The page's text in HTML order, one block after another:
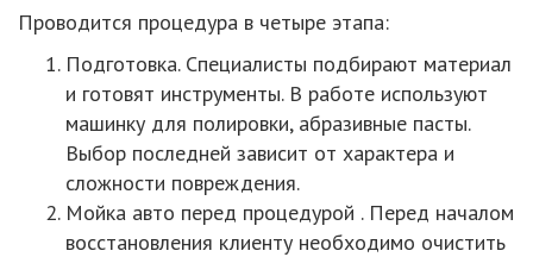
Проводится процедура в четыре этапа:
Подготовка. Специалисты подбирают материал
и готовят инструменты. В работе используют
машинку для полировки, абразивные пасты.
Выбор последней зависит от характера и
сложности повреждения.
Мойка авто перед процедурой . Перед началом
восстановления клиенту необходимо очистить